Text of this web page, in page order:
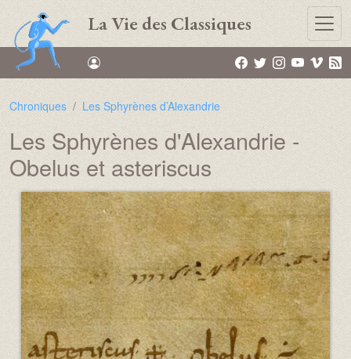
Aller au contenu principal
La Vie des Classiques
Chroniques Les Sphyrènes d’Alexandrie
Les Sphyrènes d'Alexandrie -
Obelus et asteriscus
Média :
Image :